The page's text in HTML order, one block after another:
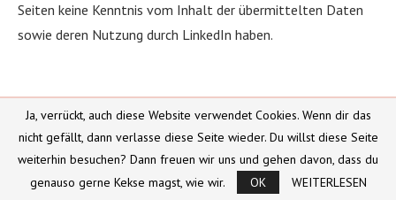
Seiten keine Kenntnis vom Inhalt der übermittelten Daten
sowie deren Nutzung durch LinkedIn haben.
Weitere Informationen hierzu findest du in der
Datenschutzerklärung von LinkedIn unter:
Ja, verrückt, auch diese Website verwendet Cookies. Wenn dir das
nicht gefällt, dann verlasse diese Seite wieder. Du willst diese Seite
weiterhin besuchen? Dann freuen wir uns und gehen davon, dass du
genauso gerne Kekse magst, wie wir.
OK WEITERLESEN